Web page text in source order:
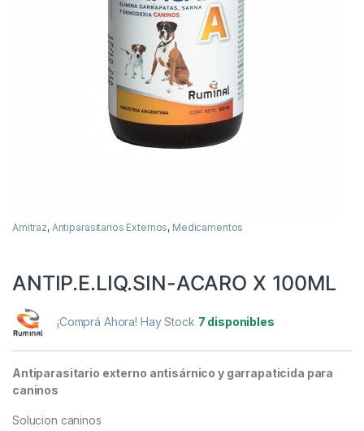
Amitraz, Antiparasitarios Externos, Medicamentos
ANTIP.E.LIQ.SIN-ACARO X 100ML
¡Comprá Ahora! Hay Stock 7 disponibles
Antiparasitario externo antisárnico y garrapaticida para
caninos
Solucion caninos